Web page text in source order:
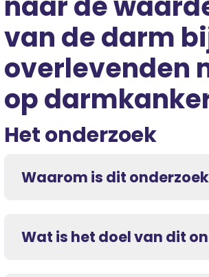
van de darm
overlevenden
op
Het onderzoek
Waarom is dit
Wat is het doel van dit